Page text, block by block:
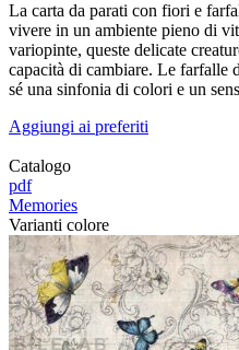
La carta da parati con fiori e
vivere in un ambiente pieno di
variopinte, queste delicate
capacità di cambiare. Le farfalle
sé una sinfonia di colori e un
Aggiungi ai preferiti
Catalogo
pdf
Memories
Varianti colore